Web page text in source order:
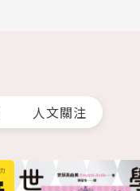
人文關注